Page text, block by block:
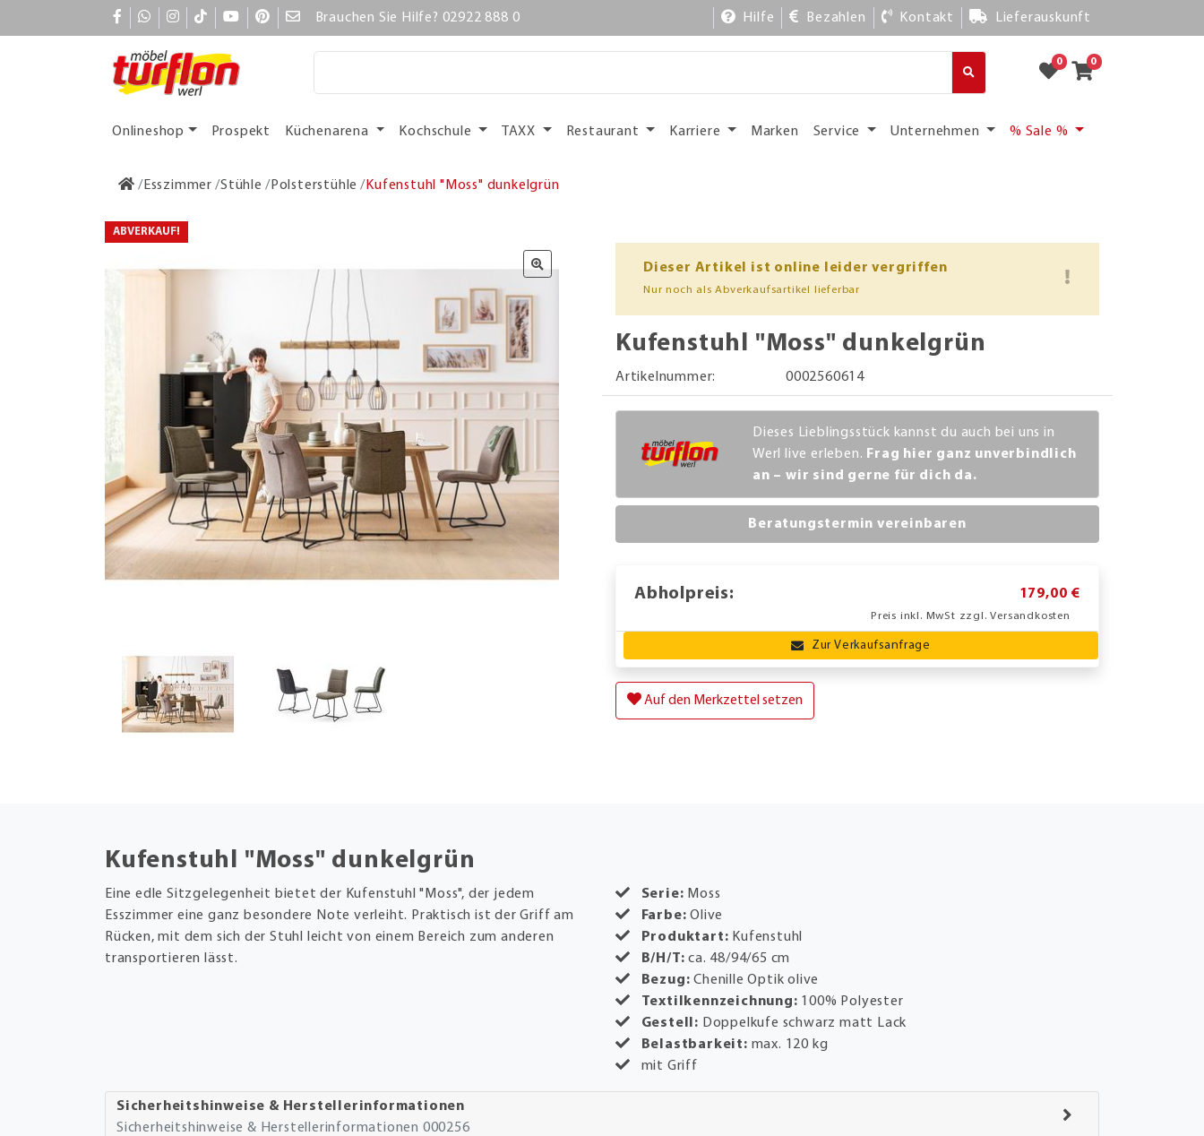
Brauchen Sie Hilfe? 02922 888 0 Hilfe Bezahlen Kontakt Lieferauskunft
0 0
Onlineshop Prospekt Küchenarena Kochschule TAXX Restaurant Karriere Marken Service Unternehmen % Sale %
Esszimmer Stühle Polsterstühle Kufenstuhl "Moss" dunkelgrün
ABVERKAUF!
Dieser Artikel ist online leider vergriffen
Nur noch als Abverkaufsartikel lieferbar
Kufenstuhl "Moss" dunkelgrün
Artikelnummer: 0002560614
Dieses Lieblingsstück kannst du auch bei uns in
Werl live erleben. Frag hier ganz unverbindlich
an – wir sind gerne für dich da.
Beratungstermin vereinbaren
Abholpreis: 179,00 €
Preis inkl. MwSt zzgl. Versandkosten
Zur Verkaufsanfrage
Auf den Merkzettel setzen
Kufenstuhl "Moss" dunkelgrün
Eine edle Sitzgelegenheit bietet der Kufenstuhl "Moss", der jedem
Esszimmer eine ganz besondere Note verleiht. Praktisch ist der Griff am
Rücken, mit dem sich der Stuhl leicht von einem Bereich zum anderen
transportieren lässt.
Serie: Moss
Farbe: Olive
Produktart: Kufenstuhl
B/H/T:ca. 48/94/65 cm
Bezug:Chenille Optik olive
Textilkennzeichnung: 100% Polyester
Gestell: Doppelkufe schwarz matt Lack
Belastbarkeit: max. 120 kg
mit Griff
Sicherheitshinweise & Herstellerinformationen
Sicherheitshinweise & Herstellerinformationen 000256